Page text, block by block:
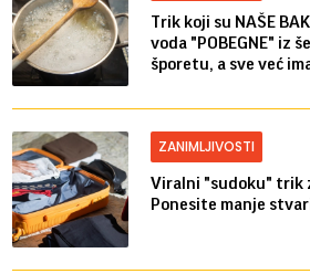
Trik koji su NAŠE
voda "POBEGNE" iz
šporetu, a sve već
ZANIMLJIVOSTI
Viralni "sudoku" trik
Ponesite manje